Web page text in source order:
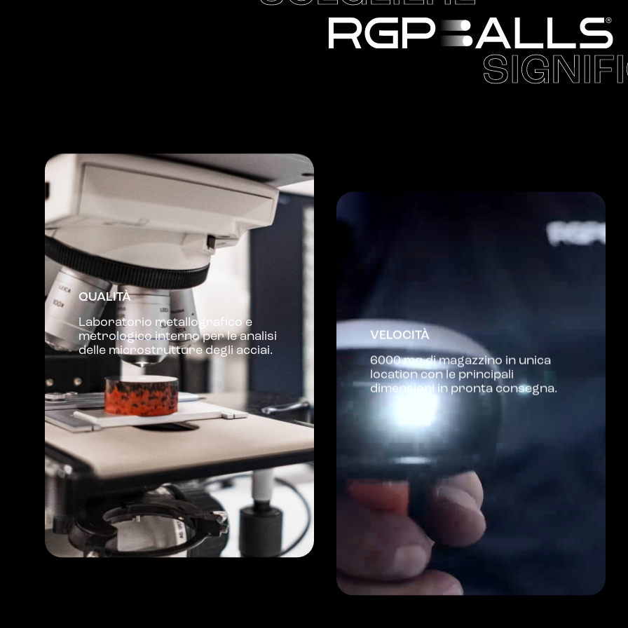
QUALITÀ
Laboratorio metallografico e
metrologico interno per le analisi
delle microstrutture degli acciai.
VELOCITÀ
6000 mq di magazzino in unica
location con le principali
dimensioni in pronta consegna.